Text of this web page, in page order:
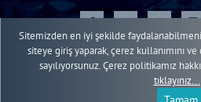
2015 - 2026 © ERÜ Web
Erciyes Üniversitesi Bilgi İşlem
Sitemizden en iyi şekilde
siteye giriş yaparak, çerez kullanımını
sayılıyorsunuz. Çerez politikamız
tıklayınız...